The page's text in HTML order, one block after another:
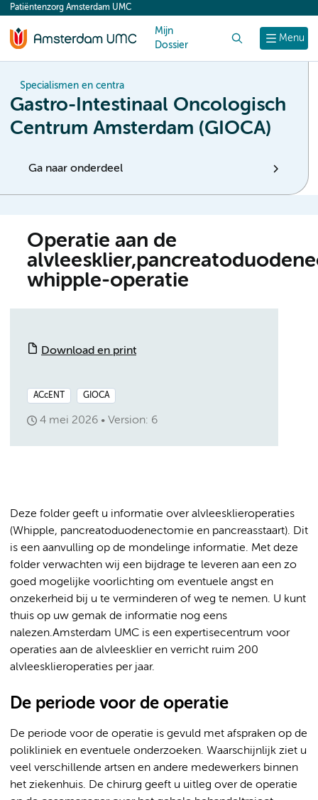
content
Menu
Patiëntenzorg Amsterdam UMC
Mijn
Dossier
Specialismen en centra
Gastro-Intestinaal Oncologisch
Centrum Amsterdam (GIOCA)
Ga naar onderdeel
Operatie aan de
whipple-operatie
Download en print
ACcENT GIOCA
4 mei 2026 Version: 6
Deze folder geeft u informatie over alvleesklieroperaties
(Whipple, pancreatoduodenectomie en pancreasstaart). Dit
is een aanvulling op de mondelinge informatie. Met deze
folder verwachten wij een bijdrage te leveren aan een zo
goed mogelijke voorlichting om eventuele angst en
onzekerheid bij u te verminderen of weg te nemen. U kunt
thuis op uw gemak de informatie nog eens
nalezen.Amsterdam UMC is een expertisecentrum voor
operaties aan de alvleesklier en verricht ruim 200
alvleesklieroperaties per jaar.
De periode voor de operatie
De periode voor de operatie is gevuld met afspraken op de
polikliniek en eventuele onderzoeken. Waarschijnlijk ziet u
veel verschillende artsen en andere medewerkers binnen
het ziekenhuis. De chirurg geeft u uitleg over de operatie